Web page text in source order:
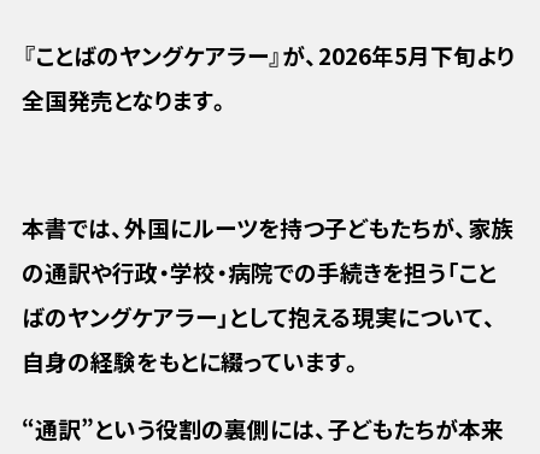
『ことばのヤングケアラー』が、2026年5月下旬より
全国発売となります。
本書では、外国にルーツを持つ子どもたちが、家族
の通訳や行政・学校・病院での手続きを担う「こと
ばのヤングケアラー」として抱える現実について、
自身の経験をもとに綴っています。
“通訳”という役割の裏側には、子どもたちが本来